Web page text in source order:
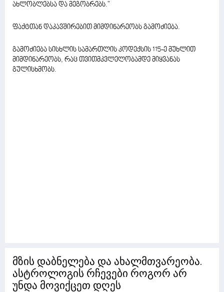
ახლობლებსა და მეგობრებს."
ფაქტთან დაკავშირებით მიმდინარეობს გამოძიება.
გამოძიება სისხლის სამართლის კოდექსის 115-ე მუხლით
მიმდინარეობს, რაც თვითმკვლელობამდე მიყვანას
გულისხმობს.
მზის დაბნელება და ახალმთვარეობა.
ასტროლოგის რჩევები როგორ არ
უნდა მოვიქცეთ დღეს